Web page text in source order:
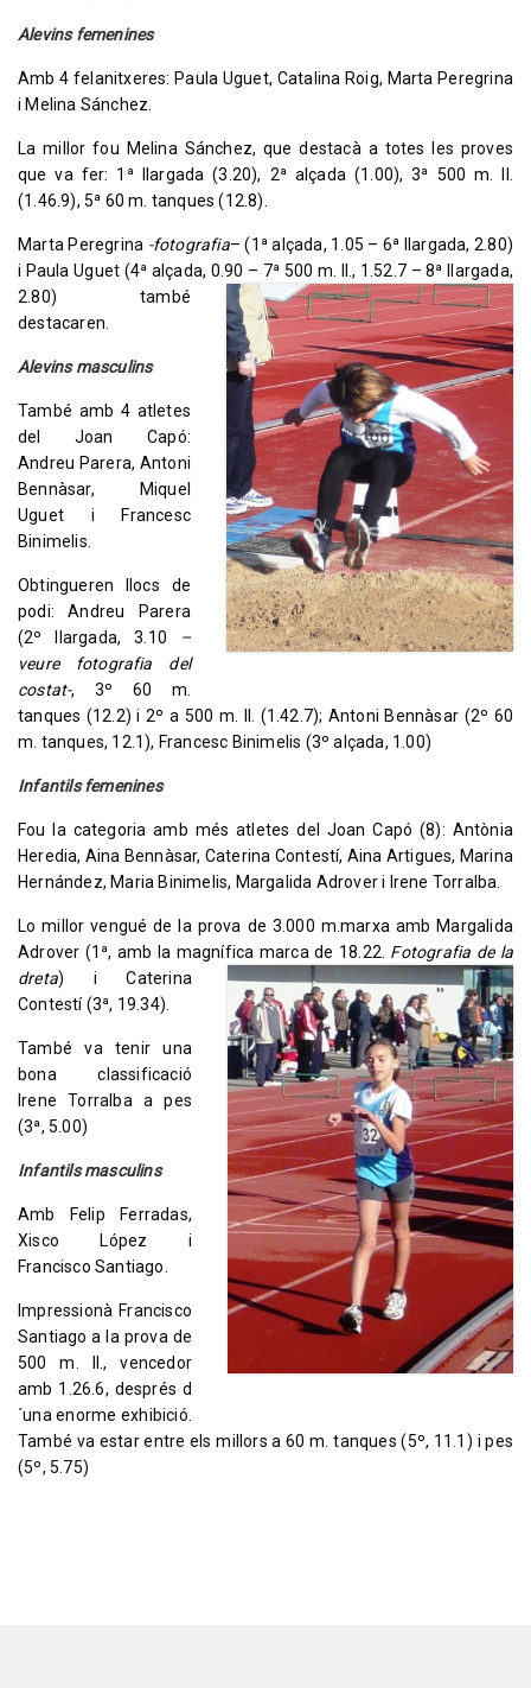
Alevins femenines
Amb 4 felanitxeres: Paula Uguet, Catalina Roig, Marta Peregrina
i Melina Sánchez.
La millor fou Melina Sánchez, que destacà a totes les proves
que va fer: 1ª llargada (3.20), 2ª alçada (1.00), 3ª 500 m. ll.
(1.46.9), 5ª 60 m. tanques (12.8).
Marta Peregrina -fotografia– (1ª alçada, 1.05 – 6ª llargada, 2.80)
i Paula Uguet (4ª alçada, 0.90 – 7ª 500 m. ll., 1.52.7 – 8ª llargada,
2.80) també
destacaren.
Alevins masculins
També amb 4 atletes
del Joan Capó:
Andreu Parera, Antoni
Bennàsar, Miquel
Uguet i Francesc
Binimelis.
Obtingueren llocs de
podi: Andreu Parera
(2º llargada, 3.10
–
veure fotografia del
costat-, 3º 60 m.
tanques (12.2) i 2º a 500 m. ll. (1.42.7); Antoni Bennàsar (2º 60
m. tanques, 12.1), Francesc Binimelis (3º alçada, 1.00)
Infantils femenines
Fou la categoria amb més atletes del Joan Capó (8): Antònia
Heredia, Aina Bennàsar, Caterina Contestí, Aina Artigues, Marina
Hernández, Maria Binimelis, Margalida Adrover i Irene Torralba.
Lo millor vengué de la prova de 3.000 m.marxa amb Margalida
Adrover (1ª, amb la magnífica marcade 18.22. Fotografia de la
dreta) i Caterina
Contestí (3ª, 19.34).
També va tenir una
bona classificació
Irene Torralba a pes
(3ª, 5.00)
Infantils masculins
Amb Felip Ferradas,
Xisco López i
Francisco Santiago.
Impressionà Francisco
Santiago a la prova de
500 m. ll., vencedor
amb 1.26.6, després d
´una enorme exhibició.
També va estar entre els millors a 60 m. tanques (5º, 11.1) i pes
(5º, 5.75)